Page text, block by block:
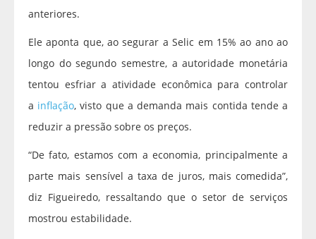
anteriores.
Ele aponta que, ao segurar a Selic em 15% ao ano ao
longo do segundo semestre, a autoridade monetária
tentou esfriar a atividade econômica para controlar
a inflação, visto que a demanda mais contida tende a
reduzir a pressão sobre os preços.
“De fato, estamos com a economia, principalmente a
parte mais sensível a taxa de juros, mais comedida”,
diz Figueiredo, ressaltando que o setor de serviços
mostrou estabilidade.